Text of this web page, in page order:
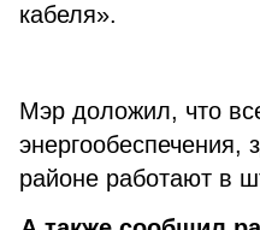
кабеля».
Мэр доложил, что
энергообеспечения,
районе работают в